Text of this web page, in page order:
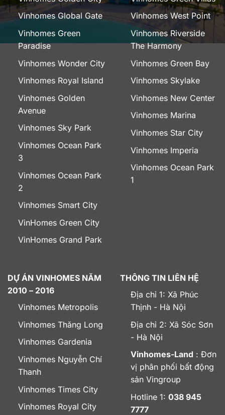
Vinhomes Global Gate
Vinhomes Green
Paradise
Vinhomes Wonder City
Vinhomes Royal Island
Vinhomes Golden
Avenue
Vinhomes Sky Park
Vinhomes Ocean Park
3
Vinhomes Ocean Park
2
Vinhomes Smart City
VinHomes Green City
VinHomes Grand Park
Vinhomes West Point
Vinhomes Riverside
The Harmony
Vinhomes Green Bay
Vinhomes Skylake
Vinhomes New Center
Vinhomes Marina
Vinhomes Star City
Vinhomes Imperia
Vinhomes Ocean Park
1
DỰ ÁN VINHOMES NĂM
2010 – 2016
Vinhomes Metropolis
Vinhomes Thăng Long
Vinhomes Gardenia
Vinhomes Nguyễn Chí
Thanh
Vinhomes Times City
Vinhomes Royal City
THÔNG TIN LIÊN HỆ
Địa chỉ 1: Xã Phúc
Thịnh - Hà Nội
Địa chỉ 2: Xã Sóc Sơn
- Hà Nội
Vinhomes-Land : Đơn
vị phân phối bất động
sản Vingroup
Hotline 1: 038 945
7777